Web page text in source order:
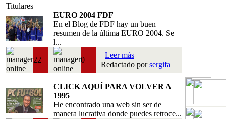
Titulares
EURO 2004 FDF
En el Blog de FDF hay un buen
resumen de la última EURO 2004. Se
l...
22 0
Leer más
Redactado porsergifa
CLICK AQUÍ PARA VOLVER A
1995
He encontrado una web sin ser de
manera lucrativa donde puedes retroce...